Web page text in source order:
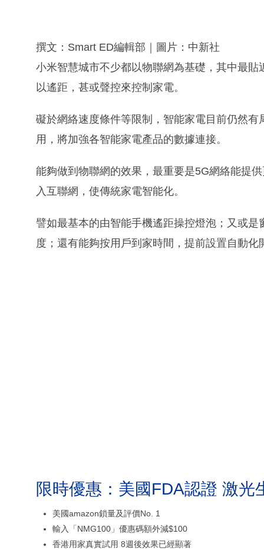
撰文：Smart ED編輯部｜圖片：中新社
小米智慧城市不少都以物聯網為基礎，其中最
以遙距，甚或聲控來控制家電。
礙於網絡速度條件等限制，智能家電目前仍然
用，將加強各智能家電產品的數據連接。
能夠做到物聯網的效果，最重要是5G網絡能提
入互聯網，使傳統家電智能化。
譬如最基本的由智能手機遙距操控燈泡；又或
度；還有能夠按用戶到家時間，提前設置自動化
限時優惠：美國FDA認證 激光
美國amazon鎖量及評價No. 1
輸入「NMG100」優惠碼額外減$100
香港用家真實試用 8週後效果已經顯著